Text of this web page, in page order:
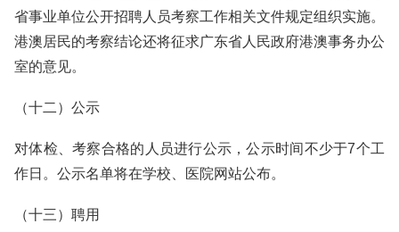
省事业单位公开招聘人员考察工作相关文件规定组织实施。
港澳居民的考察结论还将征求广东省人民政府港澳事务办公
室的意见。
（十二）公示
对体检、考察合格的人员进行公示，公示时间不少于7个工
作日。公示名单将在学校、医院网站公布。
（十三）聘用